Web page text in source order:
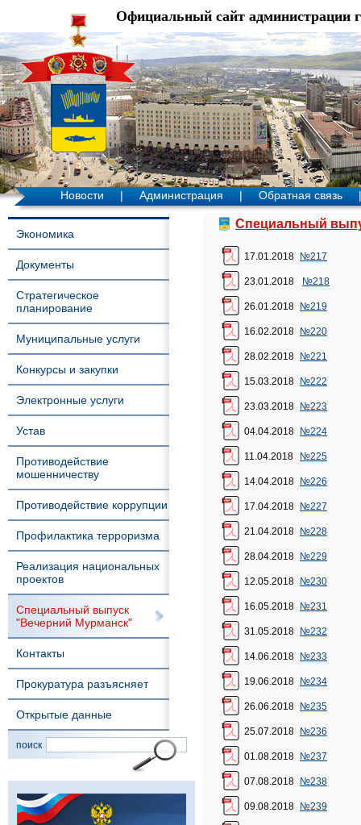
Официальный сайт администрации
Новости | Администрация | Обратная связь |
Экономика
Документы
Стратегическое
планирование
Муниципальные услуги
Конкурсы и закупки
Электронные услуги
Устав
Противодействие
мошенничеству
Противодействие коррупции
Профилактика терроризма
Реализация национальных
проектов
Специальный выпуск
"Вечерний Мурманск"
Контакты
Прокуратура разъясняет
Открытые данные
поиск
Специальный
17.01.2018 №217
23.01.2018 №218
26.01.2018 №219
16.02.2018 №220
28.02.2018 №221
15.03.2018 №222
23.03.2018 №223
04.04.2018 №224
11.04.2018 №225
14.04.2018 №226
17.04.2018 №227
21.04.2018 №228
28.04.2018 №229
12.05.2018 №230
16.05.2018 №231
31.05.2018 №232
14.06.2018 №233
19.06.2018 №234
26.06.2018 №235
25.07.2018 №236
01.08.2018 №237
07.08.2018 №238
09.08.2018 №239